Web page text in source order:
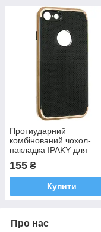
Протиударний
комбінований чохол-
накладка IPAKY для
золотий
155 ₴
Купити
Про нас